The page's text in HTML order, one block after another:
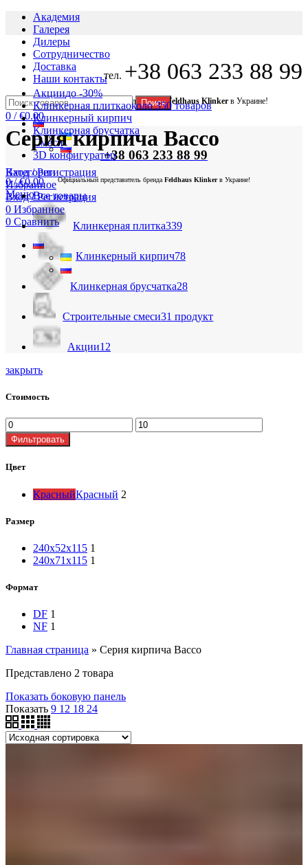
Академия
Галерея
Дилеры
Сотрудничество
Доставка
Наши контакты
Официальный представитель брендаFeldhaus Klinker в Украине!
Вход / Регистрация
Избранное
Вход / Регистрация
0 Избранное
0 Сравнить
тел. +38 063 233 88 99
Поиск
0 / €0.00
+38 063 233 88 99
0/ €0.00
Меню
Акциидо -30%
Клинкерная плиткаоколо 350 товаров
Клинкерный кирпич
Клинкерная брусчатка
Смеси
3D конфигуратор
Официальный представитель бренда Feldhaus Klinkerв Украине!
Серия кирпича Bacco
Категории
Все товары
Клинкерная плитка339
Клинкерный кирпич78
Клинкерная брусчатка28
Cтроительные смеси31 продукт
Акции12
закрыть
Стоимость
Фильтровать
Цвет
КрасныйКрасный 2
Размер
240x52x115 1
240x71x115 1
Формат
DF 1
NF 1
Главная страница » Серия кирпича Bacco
Представлено 2 товара
Показать боковую панель
Показать 9 12 18 24